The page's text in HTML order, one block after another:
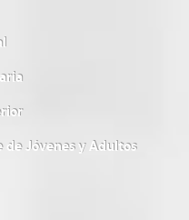
de Jóvenes y Adultos